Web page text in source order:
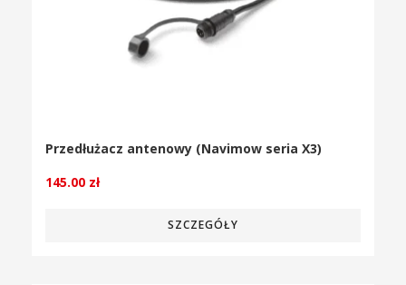
Przedłużacz antenowy (Navimow seria X3)
145.00 zł
SZCZEGÓŁY